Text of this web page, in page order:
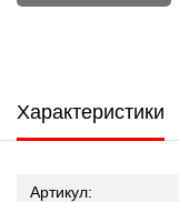
Характеристики
Артикул: